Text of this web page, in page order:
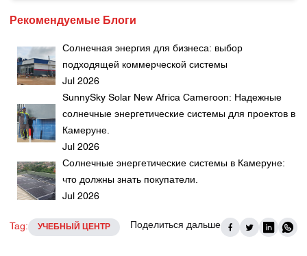
Рекомендуемые Блоги
Солнечная энергия для бизнеса: выбор
подходящей коммерческой системы
Jul 2026
SunnySky Solar New Africa Cameroon: Надежные
солнечные энергетические системы для проектов в
Камеруне.
Jul 2026
Солнечные энергетические системы в Камеруне:
что должны знать покупатели.
Jul 2026
Tag: УЧЕБНЫЙ ЦЕНТР Поделиться дальше